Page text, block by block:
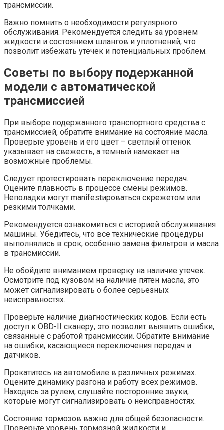
трансмиссии.
Важно помнить о необходимости регулярного
обслуживания. Рекомендуется следить за уровнем
жидкости и состоянием шлангов и уплотнений, что
позволит избежать утечек и потенциальных проблем.
Советы по выбору подержанной
модели с автоматической
трансмиссией
При выборе подержанного транспортного средства с
трансмиссией, обратите внимание на состояние масла.
Проверьте уровень и его цвет – светлый оттенок
указывает на свежесть, а темный намекает на
возможные проблемы.
Следует протестировать переключение передач.
Оцените плавность в процессе смены режимов.
Неполадки могут manifestироваться скрежетом или
резкими толчками.
Рекомендуется ознакомиться с историей обслуживания
машины. Убедитесь, что все технические процедуры
выполнялись в срок, особенно замена фильтров и масла
в трансмиссии.
Не обойдите вниманием проверку на наличие утечек.
Осмотрите под кузовом на наличие пятен масла, это
может сигнализировать о более серьезных
неисправностях.
Проверьте наличие диагностических кодов. Если есть
доступ к OBD-II сканеру, это позволит выявить ошибки,
связанные с работой трансмиссии. Обратите внимание
на ошибки, касающиеся переключения передач и
датчиков.
Прокатитесь на автомобиле в различных режимах.
Оцените динамику разгона и работу всех режимов.
Находясь за рулем, слушайте посторонние звуки,
которые могут сигнализировать о неисправностях.
Состояние тормозов важно для общей безопасности.
Проверьте уровень тормозной жидкости и